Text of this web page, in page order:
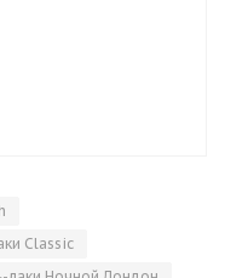
Classic